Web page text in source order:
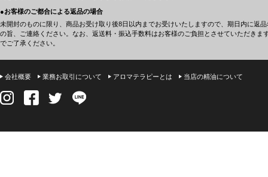
●お客様のご都合による返品の場合
未開封のものに限り、商品お受け取り後8日以内までお受けいたしますので、期日内に返品
の旨、ご連絡ください。なお、返送料・振込手数料はお客様のご負担とさせていただきま
でご了承ください。
会社概要 業務お取引について アロマテラピーとは 当店の精油について